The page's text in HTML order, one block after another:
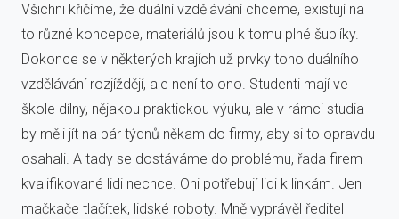
Všichni křičíme, že duální vzdělávání chceme, existují na
to různé koncepce, materiálů jsou k tomu plné šuplíky.
Dokonce se v některých krajích už prvky toho duálního
vzdělávání rozjíždějí, ale není to ono. Studenti mají ve
škole dílny, nějakou praktickou výuku, ale v rámci studia
by měli jít na pár týdnů někam do firmy, aby si to opravdu
osahali. A tady se dostáváme do problému, řada firem
kvalifikované lidi nechce. Oni potřebují lidi k linkám. Jen
mačkače tlačítek, lidské roboty. Mně vyprávěl ředitel